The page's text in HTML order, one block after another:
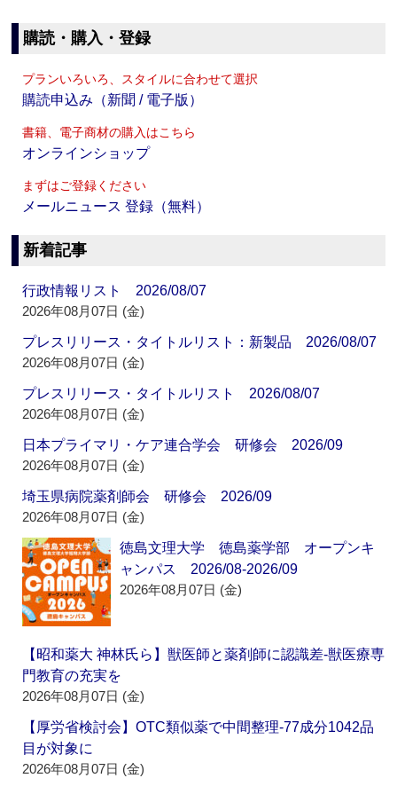
購読・購入・登録
プランいろいろ、スタイルに合わせて選択
購読申込み（新聞 / 電子版）
書籍、電子商材の購入はこちら
オンラインショップ
まずはご登録ください
メールニュース 登録（無料）
新着記事
行政情報リスト 2026/08/07
2026年08月07日 (金)
プレスリリース・タイトルリスト：新製品 2026/08/07
2026年08月07日 (金)
プレスリリース・タイトルリスト 2026/08/07
2026年08月07日 (金)
日本プライマリ・ケア連合学会 研修会 2026/09
2026年08月07日 (金)
埼玉県病院薬剤師会 研修会 2026/09
2026年08月07日 (金)
徳島文理大学 徳島薬学部 オープンキ
ャンパス 2026/08-2026/09
2026年08月07日 (金)
【昭和薬大 神林氏ら】獣医師と薬剤師に認識差‐獣医療専
門教育の充実を
2026年08月07日 (金)
【厚労省検討会】OTC類似薬で中間整理‐77成分1042品
目が対象に
2026年08月07日 (金)